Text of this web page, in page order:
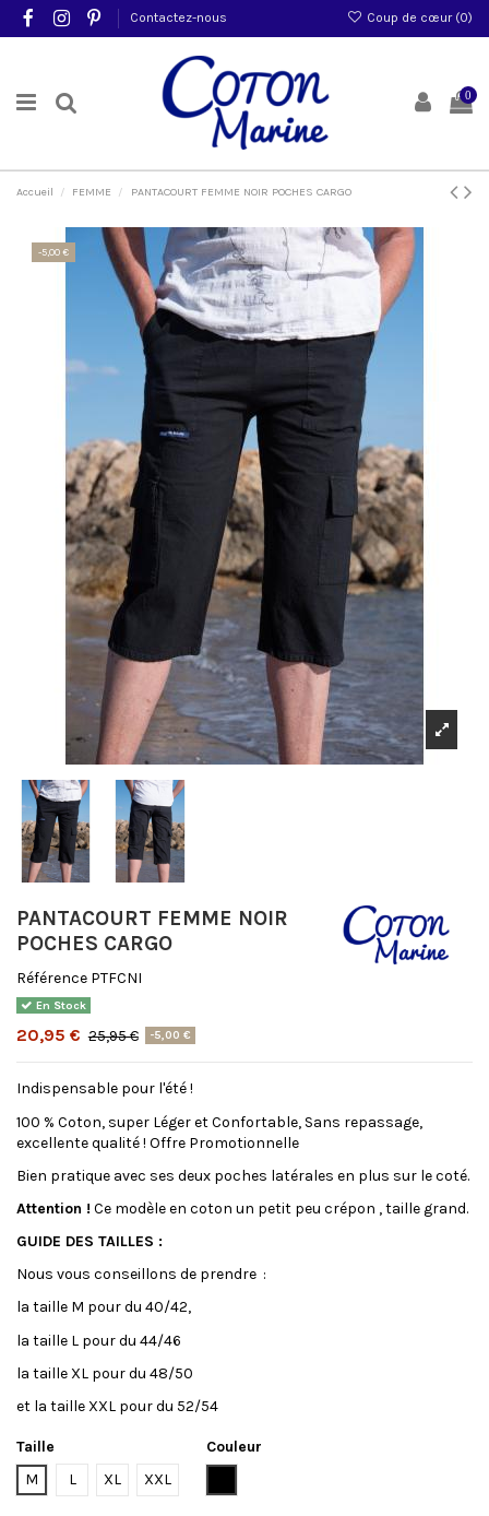
Contactez-nous Coup de cœur (0)
0
Accueil FEMME PANTACOURT FEMME NOIR POCHES CARGO
-5,00 €
PANTACOURT FEMME NOIR
POCHES CARGO
Référence PTFCNI
En Stock
20,95 € 25,95 € -5,00 €
Indispensable pour l'été !
100 % Coton, super Léger et Confortable, Sans repassage,
excellente qualité ! Offre Promotionnelle
Bien pratique avec ses deux poches latérales en plus sur le coté.
Attention ! Ce modèle en coton un petit peu crépon , taille grand.
GUIDE DES TAILLES :
Nous vous conseillons de prendre :
la taille M pour du 40/42,
la taille L pour du 44/46
la taille XL pour du 48/50
et la taille XXL pour du 52/54
Taille
M
L XL XXL
Couleur